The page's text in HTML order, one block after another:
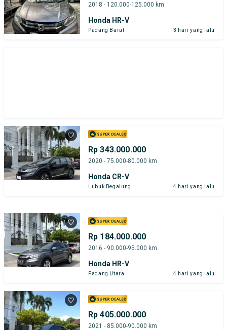
2018 - 120.000-125.000 km
Honda HR-V
Padang Barat 3 hari yang lalu
Rp 343.000.000
2020 - 75.000-80.000 km
Honda CR-V
Lubuk Begalung 4 hari yang lalu
Rp 184.000.000
2016 - 90.000-95.000 km
Honda HR-V
Padang Utara 4 hari yang lalu
Rp 405.000.000
2021 - 85.000-90.000 km